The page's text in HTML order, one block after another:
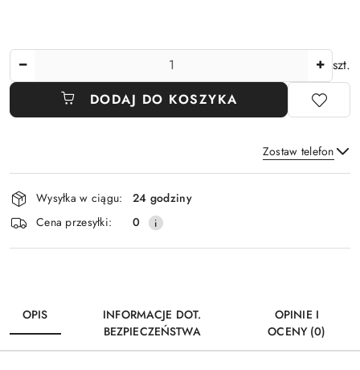
szt.
DODAJ DO KOSZYKA
Zostaw telefon
Wyślij
Dostępność
i
dostawa
Wysyłka w ciągu:
24 godziny
Cena przesyłki:
0
OPIS
INFORMACJE DOT.
BEZPIECZEŃSTWA
OPINIE I
OCENY (0)